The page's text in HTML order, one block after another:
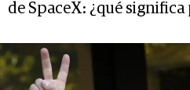
de SpaceX: ¿qué